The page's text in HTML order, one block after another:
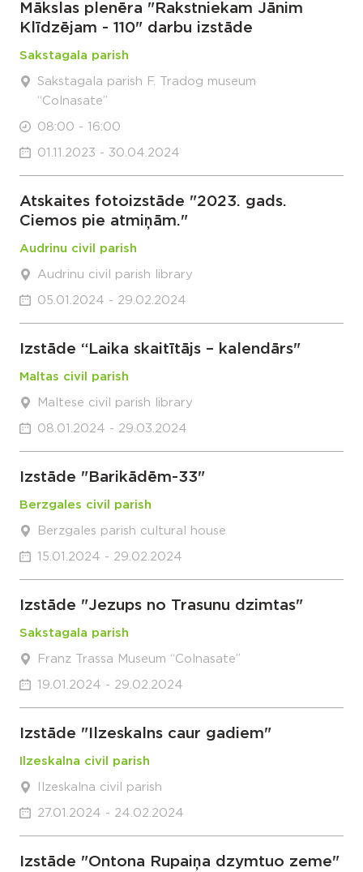
Mākslas plenēra "Rakstniekam Jānim
Klīdzējam - 110" darbu izstāde
Sakstagala parish
Sakstagala parish F. Tradog museum
“Colnasate”
08:00 - 16:00
01.11.2023 - 30.04.2024
Atskaites fotoizstāde "2023. gads.
Ciemos pie atmiņām."
Audrinu civil parish
Audrinu civil parish library
05.01.2024 - 29.02.2024
Izstāde “Laika skaitītājs – kalendārs"
Maltas civil parish
Maltese civil parish library
08.01.2024 - 29.03.2024
Izstāde "Barikādēm-33"
Berzgales civil parish
Berzgales parish cultural house
15.01.2024 - 29.02.2024
Izstāde "Jezups no Trasunu dzimtas"
Sakstagala parish
Franz Trassa Museum “Colnasate”
19.01.2024 - 29.02.2024
Izstāde "Ilzeskalns caur gadiem"
Ilzeskalna civil parish
Ilzeskalna civil parish
27.01.2024 - 24.02.2024
Izstāde "Ontona Rupaiņa dzymtuo zeme"